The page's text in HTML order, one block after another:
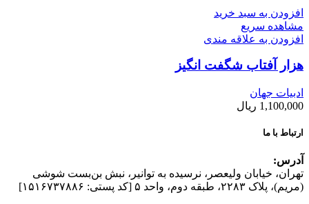
افزودن به سبد خرید
مشاهده سریع
افزودن به علاقه مندی
هزار آفتاب شگفت ­انگیز
ادبیات جهان
1,100,000 ریال
ارتباط با ما
آدرس:
تهران، خیابان وليعصر، نرسيده به توانير، نبش بن‌بست شوشی
(مريم)، پلاک ۲۲۸۳، طبقه دوم، واحد ۵ [کد پستی: ۱۵۱۶۷۳۷۸۸۶]